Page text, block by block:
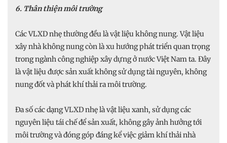
6. Thân thiện môi trường
Các VLXD nhẹ thường đều là vật liệu không nung. Vật liệu
xây nhà không nung còn là xu hướng phát triển quan trọng
trong ngành công nghiệp xây dựng ở nước Việt Nam ta. Đây
là vật liệu được sản xuất không sử dụng tài nguyên, không
nung đốt và phát khí thải ra môi trường.
Đa số các dạng VLXD nhẹ là vật liệu xanh, sử dụng các
nguyên liệu tái chế để sản xuất, không gây ảnh hưởng tới
môi trường và đóng góp đáng kể việc giảm khí thải nhà